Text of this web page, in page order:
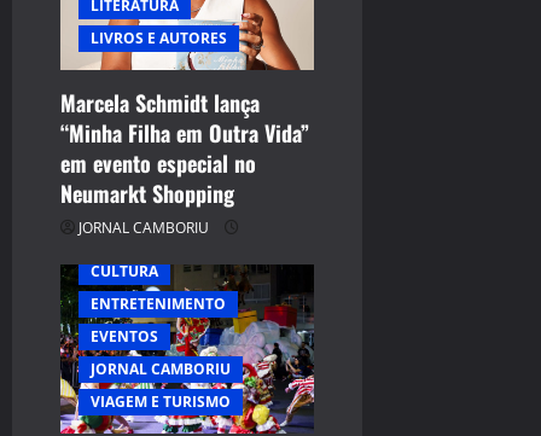
LITERATURA
LIVROS E AUTORES
Marcela Schmidt lança
“Minha Filha em Outra Vida”
em evento especial no
Neumarkt Shopping
JORNAL CAMBORIU
CULTURA
ENTRETENIMENTO
EVENTOS
JORNAL CAMBORIU
VIAGEM E TURISMO